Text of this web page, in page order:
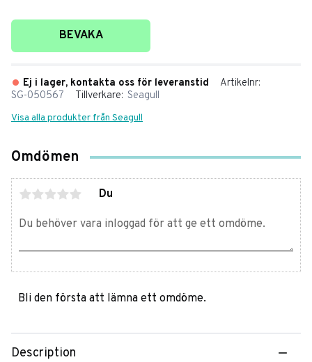
Lägg till i favoriter
BEVAKA
Ej i lager, kontakta oss för leveranstid
Artikelnr
SG-050567
Tillverkare Seagull
Visa alla produkter från Seagull
Omdömen
Du
Bli den första att lämna ett omdöme.
Description